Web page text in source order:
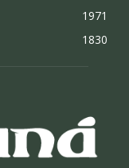
1971
1830